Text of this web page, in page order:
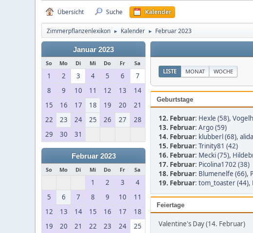
Übersicht Suche Kalender
Zimmerpflanzenlexikon ► Kalender ► Februar 2023
Januar 2023
So Mo Di Mi Do Fr Sa
1 2 3 4 5 6
7
8
9 10 11 12 13
14
15
16 17 18 19 20
21
22
23 24 25 26 27
28
29
30 31
Februar 2023
So Mo Di Mi Do Fr Sa
1 2 3
4
5
6 7 8 9 10
11
12
13 14 15 16 17
18
19
20 21 22 23 24 25
LISTE MONAT WOCHE
Geburtstage
12. Februar: Hexle (58),
13. Februar: Argo (59)
14. Februar: klubberl (68),
15. Februar: Trinity81 (42)
16. Februar: Mecki (75),
17. Februar: Picolina1702 (38)
18. Februar: Blumenelfe (66),
19. Februar: tom_toaster (44),
Feiertage
Valentine's Day (14. Februar)